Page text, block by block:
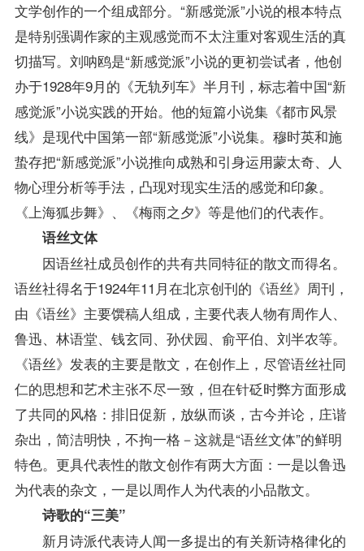
文学创作的一个组成部分。“新感觉派”小说的根本特点
是特别强调作家的主观感觉而不太注重对客观生活的真
切描写。刘呐鸥是“新感觉派”小说的更初尝试者，他创
办于1928年9月的《无轨列车》半月刊，标志着中国“新
感觉派”小说实践的开始。他的短篇小说集《都市风景
线》是现代中国第一部“新感觉派”小说集。穆时英和施
蛰存把“新感觉派”小说推向成熟和引身运用蒙太奇、人
物心理分析等手法，凸现对现实生活的感觉和印象。
《上海狐步舞》、《梅雨之夕》等是他们的代表作。
语丝文体
因语丝社成员创作的共有共同特征的散文而得名。
语丝社得名于1924年11月在北京创刊的《语丝》周刊，
由《语丝》主要馔稿人组成，主要代表人物有周作人、
鲁迅、林语堂、钱玄同、孙伏园、俞平伯、刘半农等。
《语丝》发表的主要是散文，在创作上，尽管语丝社同
仁的思想和艺术主张不尽一致，但在针砭时弊方面形成
了共同的风格：排旧促新，放纵而谈，古今并论，庄谐
杂出，简洁明快，不拘一格－这就是“语丝文体”的鲜明
特色。更具代表性的散文创作有两大方面：一是以鲁迅
为代表的杂文，一是以周作人为代表的小品散文。
诗歌的“三美”
新月诗派代表诗人闻一多提出的有关新诗格律化的